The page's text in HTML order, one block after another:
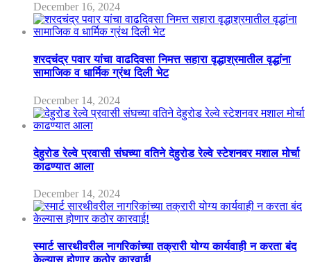
December 16, 2024
शरदचंद्र पवार यांचा वाढदिवसा निमत्त सहारा वृद्धाश्रमातील वृद्धांना
सामाजिक व धार्मिक ग्रंथ दिली भेट
December 14, 2024
देहुरोड रेल्वे प्रवासी संघच्या वतिने देहुरोड रेल्वे स्टेशनवर मशाल मोर्चा
काढण्यात आला
December 14, 2024
स्मार्ट सारथीवरील नागरिकांच्या तक्रारी योग्य कार्यवाही न करता बंद